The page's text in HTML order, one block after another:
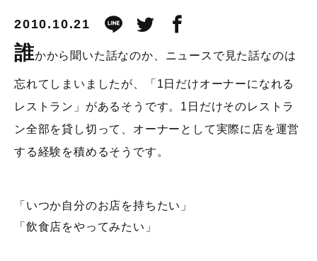
2010.10.21
誰かから聞いた話なのか、ニュースで見た話なのは
忘れてしまいましたが、「1日だけオーナーになれる
レストラン」があるそうです。1日だけそのレストラ
ン全部を貸し切って、オーナーとして実際に店を運営
する経験を積めるそうです。
「いつか自分のお店を持ちたい」
「飲食店をやってみたい」